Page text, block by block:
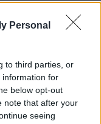
Personal
to third parties, or
information for
below opt-out
note that after your
seeing